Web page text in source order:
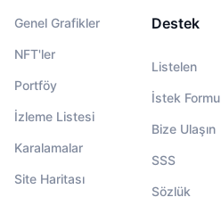
Genel Grafikler
NFT'ler
Portföy
İzleme Listesi
Karalamalar
Site Haritası
Destek
Listelen
İstek Formu
Bize Ulaşın
SSS
Sözlük